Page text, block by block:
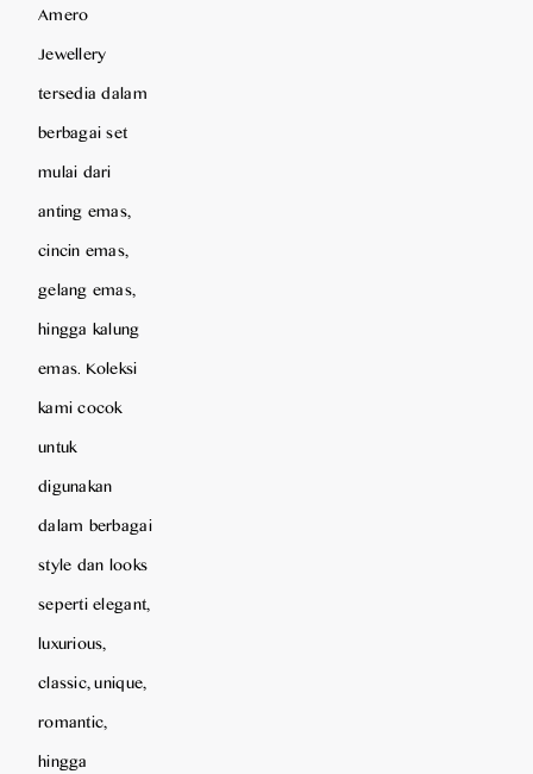
Amero
Jewellery
tersedia dalam
berbagai set
mulai dari
anting emas,
cincin emas,
gelang emas,
hingga kalung
emas. Koleksi
kami cocok
untuk
digunakan
dalam berbagai
style dan looks
seperti elegant,
luxurious,
classic, unique,
romantic,
hingga